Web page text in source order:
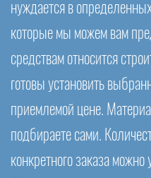
нуждается в
которые мы можем вам
средствам относится
готовы установить
приемлемой цене.
подбираете сами.
конкретного заказа